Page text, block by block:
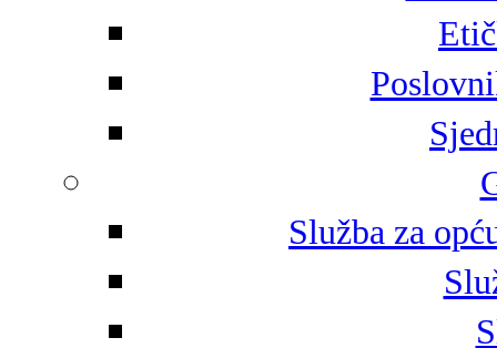
Služba za